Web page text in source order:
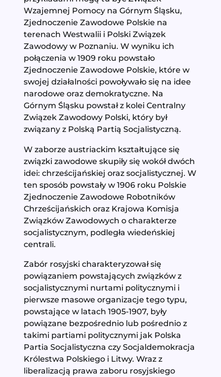
Wzajemnej Pomocy na Górnym Śląsku,
Zjednoczenie Zawodowe Polskie na
terenach Westwalii i Polski Związek
Zawodowy w Poznaniu. W wyniku ich
połączenia w 1909 roku powstało
Zjednoczenie Zawodowe Polskie, które w
swojej działalności powoływało się na idee
narodowe oraz demokratyczne. Na
Górnym Śląsku powstał z kolei Centralny
Związek Zawodowy Polski, który był
związany z Polską Partią Socjalistyczną.
W zaborze austriackim kształtujące się
związki zawodowe skupiły się wokół dwóch
idei: chrześcijańskiej oraz socjalistycznej. W
ten sposób powstały w 1906 roku Polskie
Zjednoczenie Zawodowe Robotników
Chrześcijańskich oraz Krajowa Komisja
Związków Zawodowych o charakterze
socjalistycznym, podległa wiedeńskiej
centrali.
Zabór rosyjski charakteryzował się
powiązaniem powstających związków z
socjalistycznymi nurtami politycznymi i
pierwsze masowe organizacje tego typu,
powstające w latach 1905-1907, były
powiązane bezpośrednio lub pośrednio z
takimi partiami politycznymi jak Polska
Partia Socjalistyczna czy Socjaldemokracja
Królestwa Polskiego i Litwy. Wraz z
liberalizacją prawa zaboru rosyjskiego